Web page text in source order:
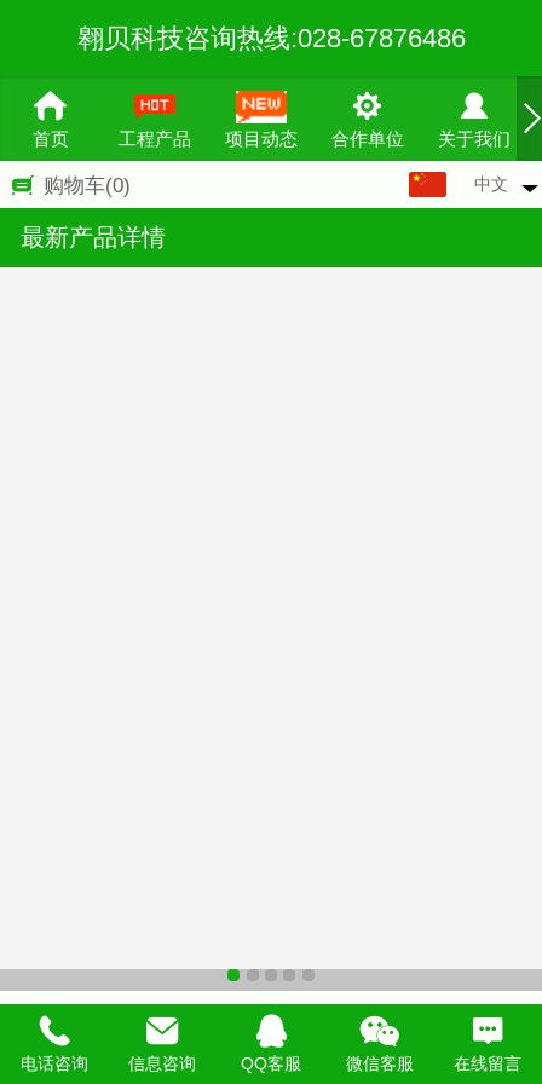
翱贝科技咨询热线:028-67876486
首页 工程产品 项目动态 合作单位 关于我们
购物车(0) 中文
最新产品详情
食堂消费机刷卡机全套打卡机食堂一卡通饭堂收费
智能系统个人食堂售饭机小型食堂饭卡机IC卡售饭
电话咨询 信息咨询 QQ客服 微信客服 在线留言